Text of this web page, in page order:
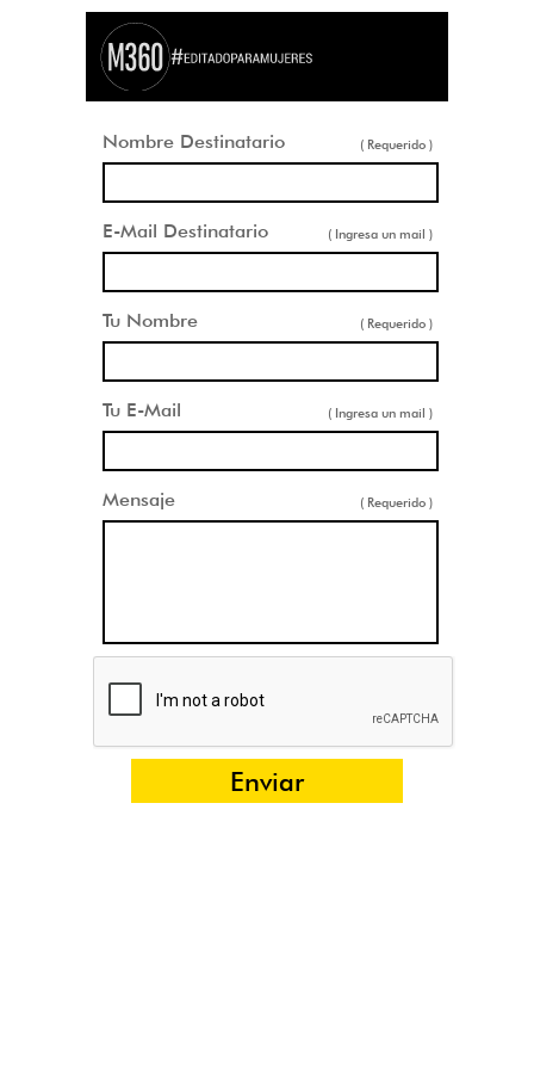
Nombre Destinatario ( Requerido )
E-Mail Destinatario ( Ingresa un mail )
Tu Nombre ( Requerido )
Tu E-Mail ( Ingresa un mail )
Mensaje ( Requerido )